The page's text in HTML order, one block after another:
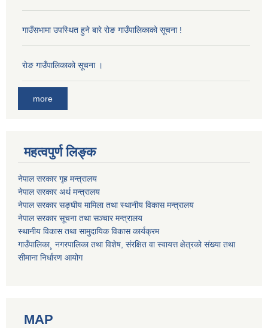
गाउँसभामा उपस्थित हुने बारे रोङ गाउँपालिकाको सूचना !
राेङ गाउँपालिकाको सूचना ।
more
महत्वपुर्ण लिङ्क
नेपाल सरकार गृह मन्त्रालय
नेपाल सरकार अर्थ मन्त्रालय
नेपाल सरकार सङ्घीय मामिला तथा स्थानीय विकास मन्त्रालय
नेपाल सरकार सूचना तथा सञ्चार मन्त्रालय
स्थानीय विकास तथा सामुदायिक विकास कार्यक्रम
गाउँपालिका¸ नगरपालिका तथा विशेष, संरक्षित वा स्वायत्त क्षेत्रको संख्या तथा
सीमाना निर्धारण आयोग
MAP